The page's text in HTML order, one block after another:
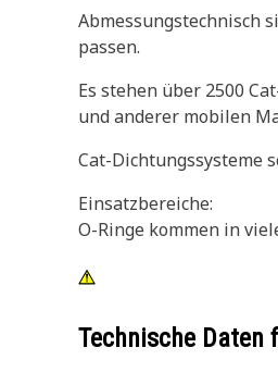
Abmessungstechnisch
passen.
Es stehen über 2500
und anderer mobilen
Cat-Dichtungssysteme
Einsatzbereiche:
O-Ringe kommen in
Technische